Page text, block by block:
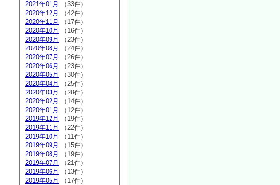
2021年01月
（33件）
2020年12月
（42件）
2020年11月
（17件）
2020年10月
（16件）
2020年09月
（23件）
2020年08月
（24件）
2020年07月
（26件）
2020年06月
（23件）
2020年05月
（30件）
2020年04月
（25件）
2020年03月
（29件）
2020年02月
（14件）
2020年01月
（12件）
2019年12月
（19件）
2019年11月
（22件）
2019年10月
（11件）
2019年09月
（15件）
2019年08月
（19件）
2019年07月
（21件）
2019年06月
（13件）
2019年05月
（17件）